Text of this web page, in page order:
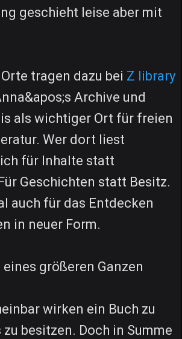
geschieht leise aber mit
tragen dazu bei Z library
Archive und
als wichtiger Ort für freien
Wer dort liest
für Inhalte statt
Geschichten statt Besitz.
auch für das Entdecken
in neuer Form.
eines größeren Ganzen
wirken ein Buch zu
zu besitzen. Doch in Summe